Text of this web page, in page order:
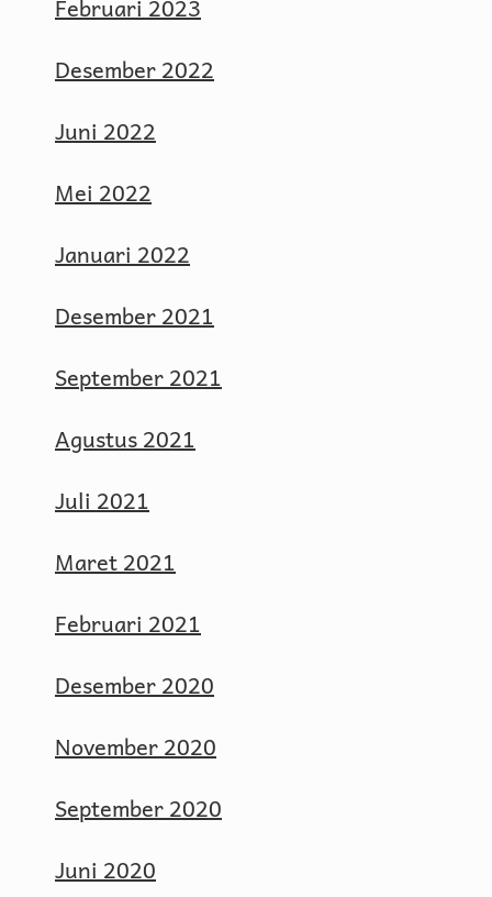
Februari 2023
Desember 2022
Juni 2022
Mei 2022
Januari 2022
Desember 2021
September 2021
Agustus 2021
Juli 2021
Maret 2021
Februari 2021
Desember 2020
November 2020
September 2020
Juni 2020